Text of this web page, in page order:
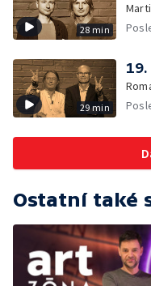
28 min
29 min
Ostatní také